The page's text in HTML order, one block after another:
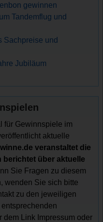
gewinnen
Tandemflug und
Sachpreise und
Jubiläum
für Gewinnspiele im
aktuelle
veranstaltet die
berichtet über aktuelle
Sie Fragen zu diesem
wenden Sie sich bitte
zu den jeweiligen
dem Link Impressum oder